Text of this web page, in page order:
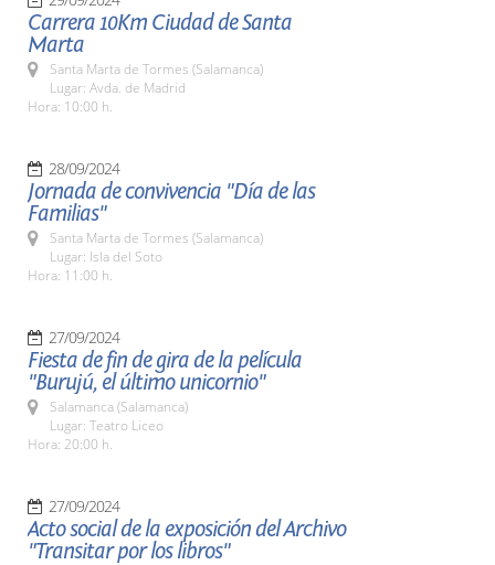
Carrera 10Km Ciudad de Santa
Marta
Santa Marta de Tormes (Salamanca)
Lugar: Avda. de Madrid
Hora: 10:00 h.
28/09/2024
Jornada de convivencia "Día de las
Familias"
Santa Marta de Tormes (Salamanca)
Lugar: Isla del Soto
Hora: 11:00 h.
27/09/2024
Fiesta de fin de gira de la película
"Burujú, el último unicornio"
Salamanca (Salamanca)
Lugar: Teatro Liceo
Hora: 20:00 h.
27/09/2024
Acto social de la exposición del Archivo
"Transitar por los libros"